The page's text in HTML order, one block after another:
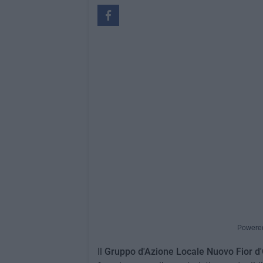
Il Gruppo d'Azione Locale Nuovo Fior